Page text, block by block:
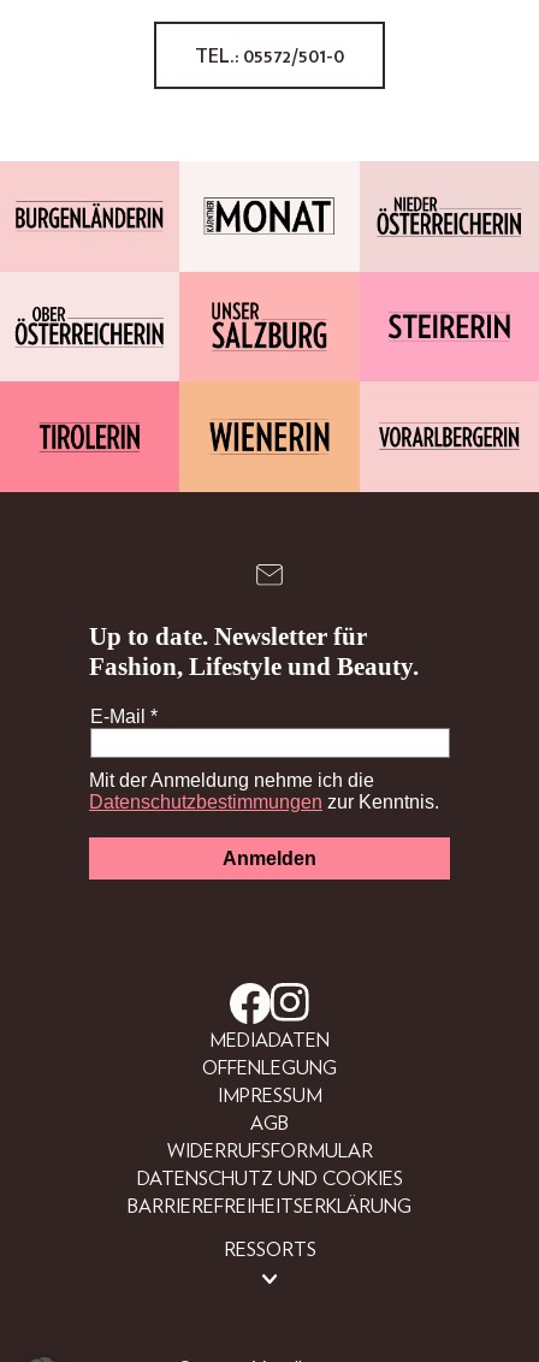
TEL.: 05572/501-0
MEDIADATEN
OFFENLEGUNG
IMPRESSUM
AGB
WIDERRUFSFORMULAR
DATENSCHUTZ UND COOKIES
BARRIEREFREIHEITSERKLÄRUNG
RESSORTS